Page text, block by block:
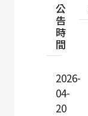
公
告
時
間
2026-
04-
20